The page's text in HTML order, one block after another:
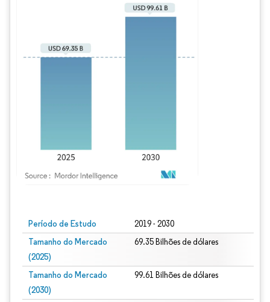
Período de Estudo 2019 - 2030
Tamanho do Mercado
(2025)
69.35 Bilhões de dólares
Tamanho do Mercado
(2030)
99.61 Bilhões de dólares